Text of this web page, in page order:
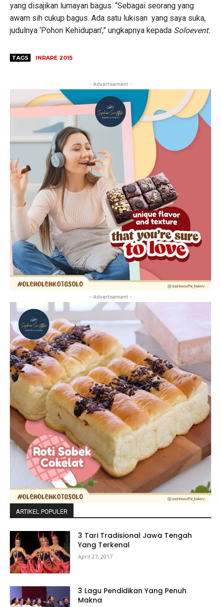
yang disajikan lumayan bagus. “Sebagai seorang yang
awam sih cukup bagus. Ada satu lukisan yang saya suka,
judulnya ‘Pohon Kehidupan’,” ungkapnya kepada Soloevent.
TAGS INRARE 2015
- Advertisement -
- Advertisement -
ARTIKEL POPULER
3 Tari Tradisional Jawa Tengah
Yang Terkenal
April 27, 2017
3 Lagu Pendidikan Yang Penuh
Makna